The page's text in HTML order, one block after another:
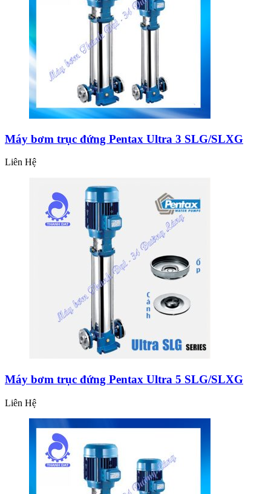
Máy bơm trục đứng Pentax Ultra 3 SLG/SLXG
Liên Hệ
Máy bơm trục đứng Pentax Ultra 5 SLG/SLXG
Liên Hệ